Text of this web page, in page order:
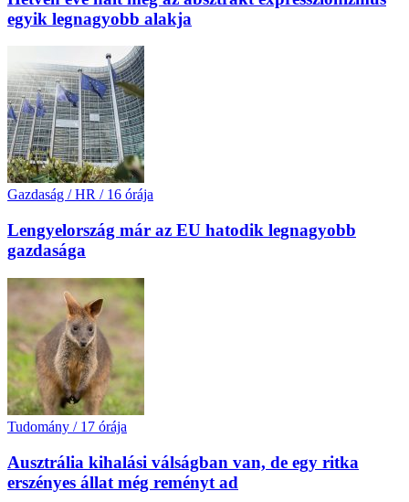
egyik legnagyobb alakja
Gazdaság / HR / 16 órája
Lengyelország már az EU hatodik legnagyobb
gazdasága
Tudomány / 17 órája
Ausztrália kihalási válságban van, de egy ritka
erszényes állat még reményt ad